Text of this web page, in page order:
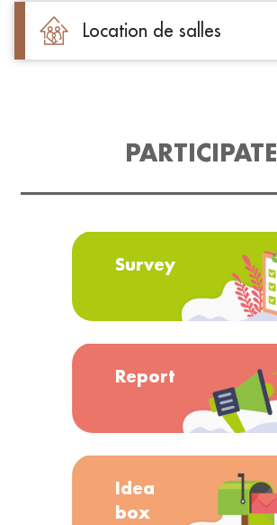
Location de salles
PARTICIPATE
Survey
Report
Idea
box